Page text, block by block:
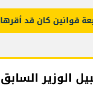
كان قد أقرها
الوزير